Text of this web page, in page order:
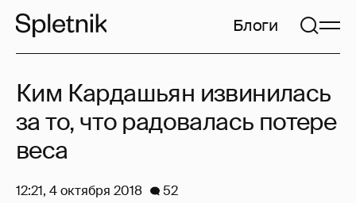
Блоги
Ким Кардашьян извинилась
за то, что радовалась потере
веса
12:21, 4 октября 2018 52